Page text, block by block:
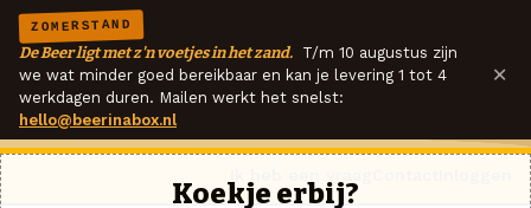
ZOMERSTAND
De Beer ligt met z'n voetjes in het zand. T/m 10 augustus zijn
we wat minder goed bereikbaar en kan je levering 1 tot 4
werkdagen duren. Mailen werkt het snelst:
hello@beerinabox.nl
×
Koekje erbij?